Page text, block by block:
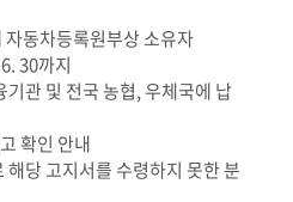
자동차등록원부상 소유자
30까지
기관 및 전국 농협, 우체국에 납
확인 안내
당 고지서를 수령하지 못한 분